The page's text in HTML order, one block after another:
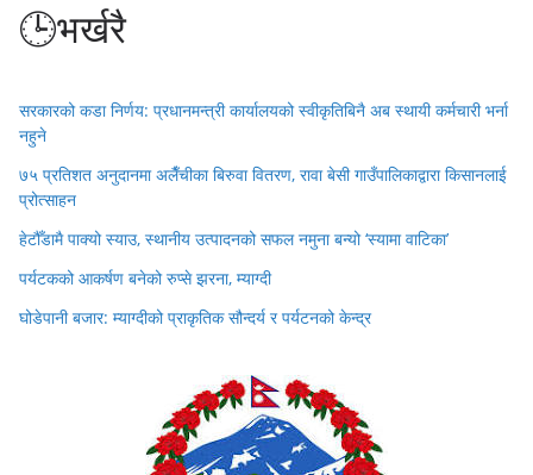
🕒भर्खरै
सरकारको कडा निर्णय: प्रधानमन्त्री कार्यालयको स्वीकृतिबिनै अब स्थायी कर्मचारी भर्ना
नहुने
७५ प्रतिशत अनुदानमा अलैँचीका बिरुवा वितरण, रावा बेसी गाउँपालिकाद्वारा किसानलाई
प्रोत्साहन
हेटौँडामै पाक्यो स्याउ, स्थानीय उत्पादनको सफल नमुना बन्यो ‘स्यामा वाटिका’
पर्यटकको आकर्षण बनेको रुप्से झरना, म्याग्दी
घोडेपानी बजार: म्याग्दीको प्राकृतिक सौन्दर्य र पर्यटनको केन्द्र